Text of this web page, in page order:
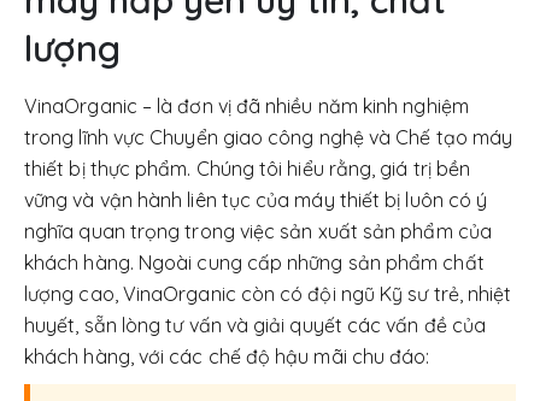
lượng
VinaOrganic – là đơn vị đã nhiều năm kinh nghiệm
trong lĩnh vực Chuyển giao công nghệ và Chế tạo máy
thiết bị thực phẩm. Chúng tôi hiểu rằng, giá trị bền
vững và vận hành liên tục của máy thiết bị luôn có ý
nghĩa quan trọng trong việc sản xuất sản phẩm của
khách hàng. Ngoài cung cấp những sản phẩm chất
lượng cao, VinaOrganic còn có đội ngũ Kỹ sư trẻ, nhiệt
huyết, sẵn lòng tư vấn và giải quyết các vấn đề của
khách hàng, với các chế độ hậu mãi chu đáo: